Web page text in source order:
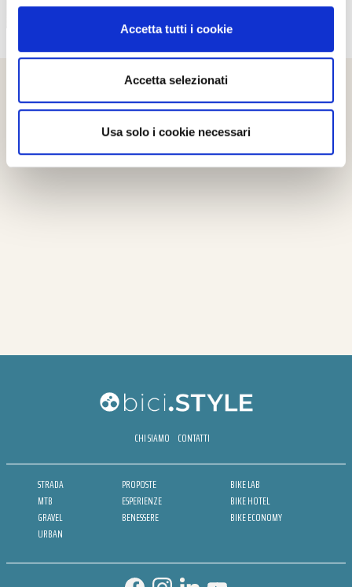
Accetta tutti i cookie
Accetta selezionati
Usa solo i cookie necessari
CHI SIAMO CONTATTI
STRADA
MTB
GRAVEL
URBAN
PROPOSTE
ESPERIENZE
BENESSERE
BIKE LAB
BIKE HOTEL
BIKE ECONOMY